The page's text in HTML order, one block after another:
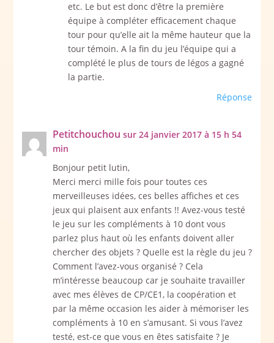
etc. Le but est donc d’être la première
équipe à compléter efficacement chaque
tour pour qu’elle ait la même hauteur que la
tour témoin. A la fin du jeu l’équipe qui a
complété le plus de tours de légos a gagné
la partie.
Réponse
Petitchouchou sur 24 janvier 2017 à 15 h 54
min
Bonjour petit lutin,
Merci merci mille fois pour toutes ces
merveilleuses idées, ces belles affiches et ces
jeux qui plaisent aux enfants !! Avez-vous testé
le jeu sur les compléments à 10 dont vous
parlez plus haut où les enfants doivent aller
chercher des objets ? Quelle est la règle du jeu ?
Comment l’avez-vous organisé ? Cela
m’intéresse beaucoup car je souhaite travailler
avec mes élèves de CP/CE1, la coopération et
par la même occasion les aider à mémoriser les
compléments à 10 en s’amusant. Si vous l’avez
testé, est-ce que vous en êtes satisfaite ? Je